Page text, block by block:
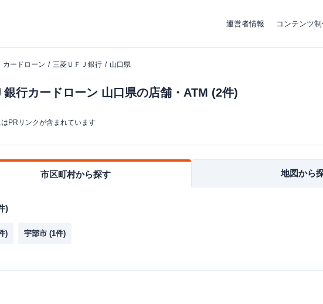
運営者情報 コンテンツ
カードローン 三菱ＵＦＪ銀行 山口県
銀行カードローン 山口県の店舗・ATM (2件)
PRリンクが含まれています
市区町村から探す 地図から
)
) 宇部市 (1件)